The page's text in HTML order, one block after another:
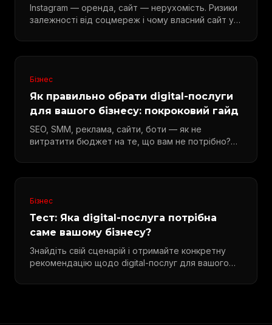
Instagram — оренда, сайт — нерухомість. Ризики
залежності від соцмереж і чому власний сайт у
Бізнес
Як правильно обрати digital-послуги
для вашого бізнесу: покроковий гайд
SEO, SMM, реклама, сайти, боти — як не
витратити бюджет на те, що вам не потрібно?
Бізнес
Тест: Яка digital-послуга потрібна
саме вашому бізнесу?
Знайдіть свій сценарій і отримайте конкретну
рекомендацію щодо digital-послуг для вашого